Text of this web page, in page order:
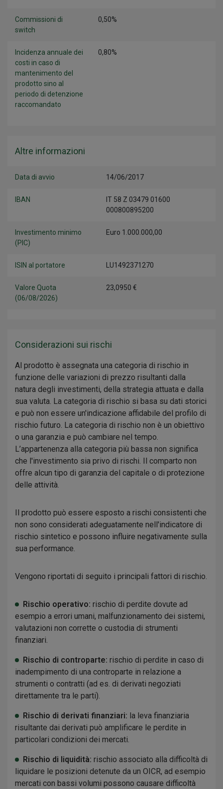
Commissioni di
switch
0,50%
Incidenza annuale dei
costi in caso di
mantenimento del
prodotto sino al
periodo di detenzione
raccomandato
0,80%
Altre informazioni
Data di avvio 14/06/2017
IBAN
IT 58 Z 03479 01600
000800895200
Investimento minimo
(PIC)
Euro 1.000.000,00
ISIN al portatore LU1492371270
Valore Quota
(06/08/2026)
23,0950 €
Considerazioni sui rischi
Al prodotto è assegnata una categoria di rischio in
funzione delle variazioni di prezzo risultanti dalla
natura degli investimenti, della strategia attuata e dalla
sua valuta. La categoria di rischio si basa su dati storici
e può non essere un'indicazione affidabile del profilo di
rischio futuro. La categoria di rischio non è un obiettivo
o una garanzia e può cambiare nel tempo.
L’appartenenza alla categoria più bassa non significa
che l'investimento sia privo di rischi. Il comparto non
offre alcun tipo di garanzia del capitale o di protezione
delle attività.
Il prodotto può essere esposto a rischi consistenti che
non sono considerati adeguatamente nell'indicatore di
rischio sintetico e possono influire negativamente sulla
sua performance.
Vengono riportati di seguito i principali fattori di rischio.
Rischio operativo: rischio di perdite dovute ad
esempio a errori umani, malfunzionamento dei sistemi,
valutazioni non corrette o custodia di strumenti
finanziari.
Rischio di controparte: rischio di perdite in caso di
inadempimento di una controparte in relazione a
strumenti o contratti (ad es. di derivati negoziati
direttamente tra le parti).
Rischio di derivati finanziari: la leva finanziaria
risultante dai derivati può amplificare le perdite in
particolari condizioni dei mercati.
Rischio di liquidità: rischio associato alla difficoltà di
liquidare le posizioni detenute da un OICR, ad esempio
mercati con bassi volumi possono causare difficoltà